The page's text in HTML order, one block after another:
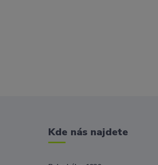
Kde nás najdete